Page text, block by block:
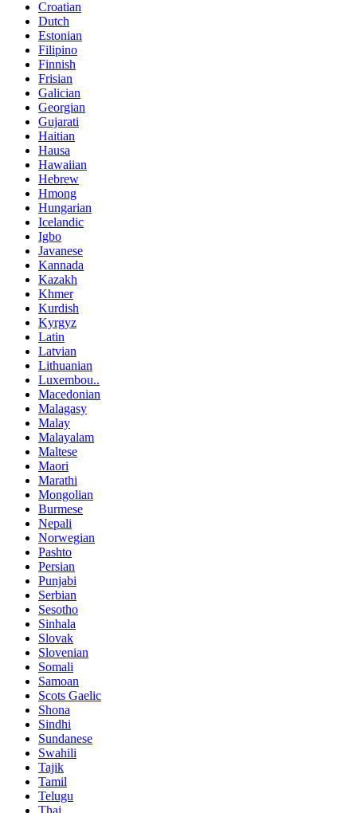
Croatian
Dutch
Estonian
Filipino
Finnish
Frisian
Galician
Georgian
Gujarati
Haitian
Hausa
Hawaiian
Hebrew
Hmong
Hungarian
Icelandic
Igbo
Javanese
Kannada
Kazakh
Khmer
Kurdish
Kyrgyz
Latin
Latvian
Lithuanian
Luxembou..
Macedonian
Malagasy
Malay
Malayalam
Maltese
Maori
Marathi
Mongolian
Burmese
Nepali
Norwegian
Pashto
Persian
Punjabi
Serbian
Sesotho
Sinhala
Slovak
Slovenian
Somali
Samoan
Scots Gaelic
Shona
Sindhi
Sundanese
Swahili
Tajik
Tamil
Telugu